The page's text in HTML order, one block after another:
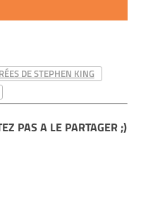
DE STEPHEN KING
PAS A LE PARTAGER ;)